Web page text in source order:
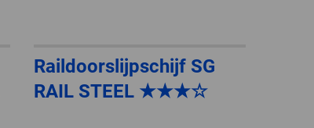
Raildoorslijpschijf SG
RAIL STEEL ★★★☆